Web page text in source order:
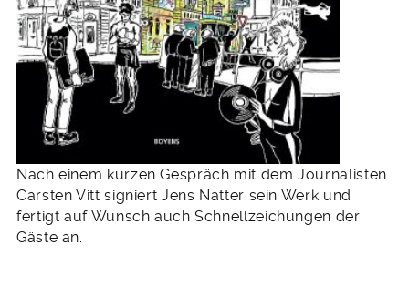
Nach einem kurzen Gespräch mit dem Journalisten
Carsten Vitt signiert Jens Natter sein Werk und
fertigt auf Wunsch auch Schnellzeichungen der
Gäste an.